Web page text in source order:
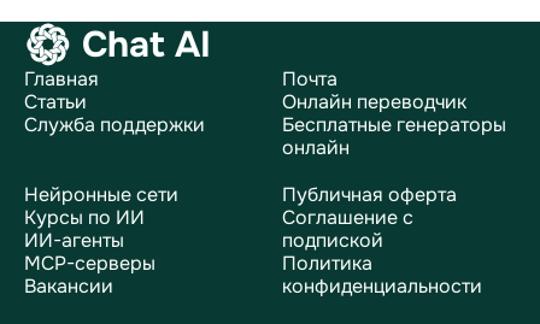
Chat AI
Главная
Статьи
Служба поддержки
Почта
Онлайн переводчик
Бесплатные генераторы
онлайн
Нейронные сети
Курсы по ИИ
ИИ-агенты
MCP-серверы
Вакансии
Публичная оферта
Соглашение с
подпиской
Политика
конфиденциальности